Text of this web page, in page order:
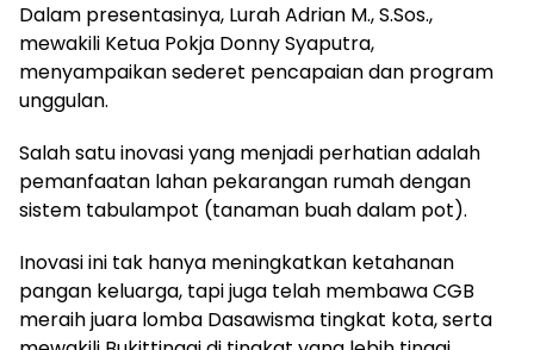
Dalam presentasinya, Lurah Adrian M., S.Sos.,
mewakili Ketua Pokja Donny Syaputra,
menyampaikan sederet pencapaian dan program
unggulan.
Salah satu inovasi yang menjadi perhatian adalah
pemanfaatan lahan pekarangan rumah dengan
sistem tabulampot (tanaman buah dalam pot).
Inovasi ini tak hanya meningkatkan ketahanan
pangan keluarga, tapi juga telah membawa CGB
meraih juara lomba Dasawisma tingkat kota, serta